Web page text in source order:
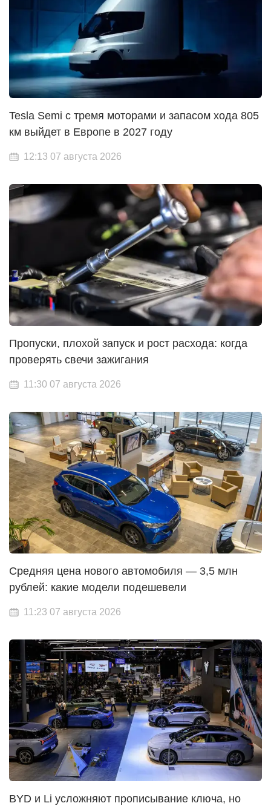
Tesla Semi с тремя моторами и запасом хода 805
км выйдет в Европе в 2027 году
12:13 07 августа 2026
Пропуски, плохой запуск и рост расхода: когда
проверять свечи зажигания
11:30 07 августа 2026
Средняя цена нового автомобиля — 3,5 млн
рублей: какие модели подешевели
11:23 07 августа 2026
BYD и Li усложняют прописывание ключа, но